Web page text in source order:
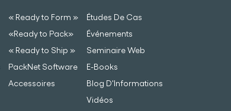
« Ready to Form »
«Ready to Pack»
« Ready to Ship »
PackNet Software
Accessoires
Études De Cas
Événements
Seminaire Web
E-Books
Blog D'Informations
Vidéos